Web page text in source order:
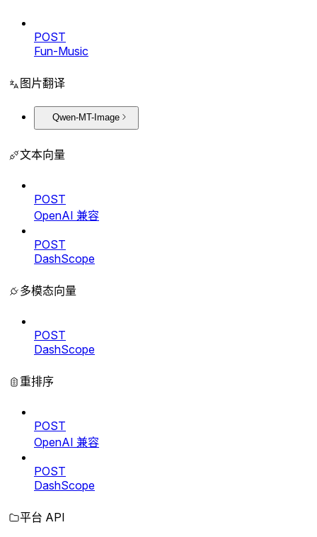
POST
Fun-Music
图片翻译
Qwen-MT-Image
文本向量
POST
OpenAI 兼容
POST
DashScope
多模态向量
POST
DashScope
重排序
POST
OpenAI 兼容
POST
DashScope
平台 API